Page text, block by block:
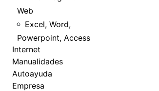
Web
Excel, Word,
Powerpoint, Access
Internet
Manualidades
Autoayuda
Empresa